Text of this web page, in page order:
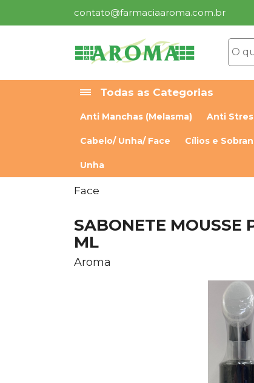
contato@farmaciaaroma.com.br
Todas as Categorias
Anti Manchas (Melasma) Anti
Cabelo/ Unha/ Face Cílios e
Unha
Face
SABONETE MOUSSE
ML
Aroma